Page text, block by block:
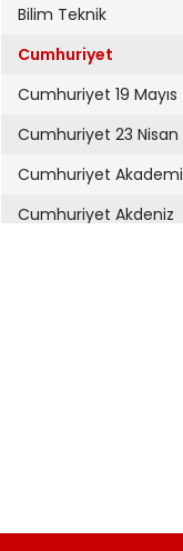
Bilim Teknik
Cumhuriyet
Cumhuriyet 19 Mayıs
Cumhuriyet 23 Nisan
Cumhuriyet Akademi
Cumhuriyet Akdeniz
Cumhuriyet Çevre